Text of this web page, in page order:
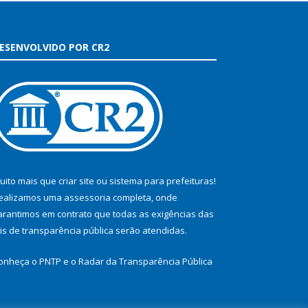
POR CR2
mais que criar site ou sistema para prefeituras!
uma assessoria completa, onde
em contrato que todas as exigências das
de transparência pública serão atendidas.
o PNTP e o Radar da Transparência Pública